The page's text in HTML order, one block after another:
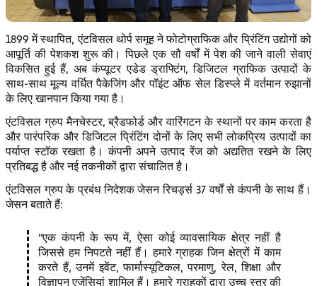
1899 में स्थापित, एंटविसल थोर्प समूह ने फोटोग्राफिक और प्रिंटिंग उद्योगों को
आपूर्ति की पेशकश शुरू की। पिछले एक सौ वर्षों में पेश की जाने वाली सेवाएं
विकसित हुई हैं, अब कंप्यूटर एडेड ड्राफ्टिंग, डिजिटल ग्राफिक उत्पादों के
साथ-साथ मूल्य वर्धित पैकेजिंग और पॉइंट ऑफ सेल डिस्प्ले में वर्तमान रुझानों
के लिए खानपान किया गया है।
एंटविसल ग्रुप मैनचेस्टर, ब्रैडफोर्ड और वारिंगटन के स्थानों पर काम करता है
और पारंपरिक और डिजिटल प्रिंटिंग दोनों के लिए सभी लोकप्रिय उत्पादों का
पर्याप्त स्टॉक रखता है। कंपनी अपने उत्पाद रेंज को अद्यतित रखने के लिए
प्रतिबद्ध है और नई तकनीकों द्वारा संचालित है।
एंटविसल ग्रुप के प्रबंध निदेशक जेसन रिचर्ड्स 37 वर्षों से कंपनी के साथ हैं।
जेसन बताते हैं:
एक कंपनी के रूप में, ऐसा कोई व्यावसायिक क्षेत्र नहीं है
जिससे हम निपटते नहीं हैं। हमारे ग्राहक जिन क्षेत्रों में काम
करते हैं, उनमें इवेंट, फार्मास्यूटिकल, परमाणु, रेल, शिक्षा और
विज्ञापन एजेंसियां शामिल हैं। हमारे ग्राहकों द्वारा उच्च स्तर की